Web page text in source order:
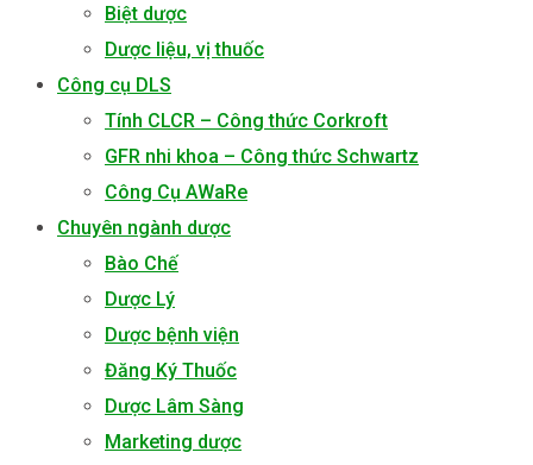
Biệt dược
Dược liệu, vị thuốc
Công cụ DLS
Tính CLCR – Công thức Corkroft
GFR nhi khoa – Công thức Schwartz
Công Cụ AWaRe
Chuyên ngành dược
Bào Chế
Dược Lý
Dược bệnh viện
Đăng Ký Thuốc
Dược Lâm Sàng
Marketing dược